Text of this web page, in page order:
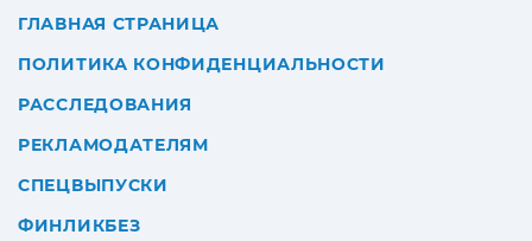
ГЛАВНАЯ СТРАНИЦА
ПОЛИТИКА КОНФИДЕНЦИАЛЬНОСТИ
РАССЛЕДОВАНИЯ
РЕКЛАМОДАТЕЛЯМ
СПЕЦВЫПУСКИ
ФИНЛИКБЕЗ